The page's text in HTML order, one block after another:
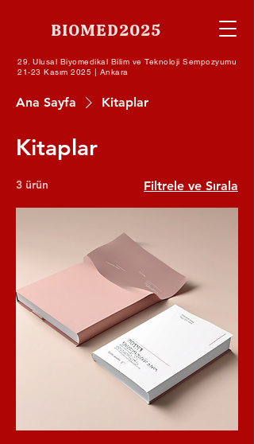
BIOMED2025
29. Ulusal Biyomedikal Bilim ve Teknoloji Sempozyumu
21-23 Kasım 2025 | Ankara
Ana Sayfa Kitaplar
Kitaplar
3 ürün Filtrele ve Sırala